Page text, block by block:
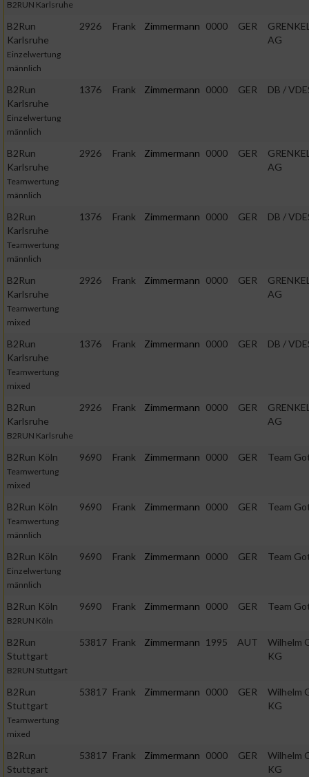
B2RUN Karlsruhe
B2Run
Karlsruhe
Einzelwertung
männlich
2926 Frank Zimmermann 0000 GER
AG
B2Run
Karlsruhe
Einzelwertung
männlich
1376 Frank Zimmermann 0000 GER DB /
B2Run
Karlsruhe
Teamwertung
männlich
2926 Frank Zimmermann 0000 GER
AG
B2Run
Karlsruhe
Teamwertung
männlich
1376 Frank Zimmermann 0000 GER DB /
B2Run
Karlsruhe
Teamwertung
mixed
2926 Frank Zimmermann 0000 GER
AG
B2Run
Karlsruhe
Teamwertung
mixed
1376 Frank Zimmermann 0000 GER DB /
B2Run
Karlsruhe
B2RUN Karlsruhe
2926 Frank Zimmermann 0000 GER
AG
B2Run Köln
Teamwertung
mixed
9690 Frank Zimmermann 0000 GER Team
B2Run Köln
Teamwertung
männlich
9690 Frank Zimmermann 0000 GER Team
B2Run Köln
Einzelwertung
männlich
9690 Frank Zimmermann 0000 GER Team
B2Run Köln
B2RUN Köln
9690 Frank Zimmermann 0000 GER Team
B2Run
Stuttgart
B2RUN Stuttgart
53817 Frank Zimmermann 1995 AUT
Wilhelm
KG
B2Run
Stuttgart
Teamwertung
mixed
53817 Frank Zimmermann 0000 GER
Wilhelm
KG
B2Run
Stuttgart
53817 Frank Zimmermann 0000 GER
Wilhelm
KG
Geräte anhand von aktiv angeforderten Informationen
Nicht-IAB-Verarbeitungszwecke:
Notwendig
Performance
Werbung